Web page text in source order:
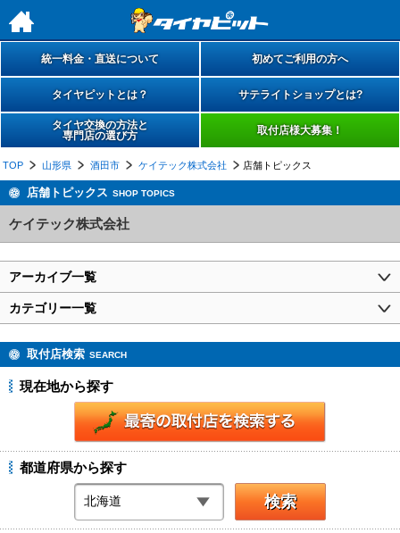
h
統一料金・直送について 初めてご利用の方へ
タイヤピットとは？ サテライトショップとは?
タイヤ交換の方法と
専門店の選び方
取付店様大募集！
TOP 山形県 酒田市 ケイテック株式会社 店舗トピックス
店舗トピックス SHOP TOPICS
ケイテック株式会社
アーカイブ一覧
カテゴリー一覧
取付店検索 SEARCH
現在地から探す
都道府県から探す